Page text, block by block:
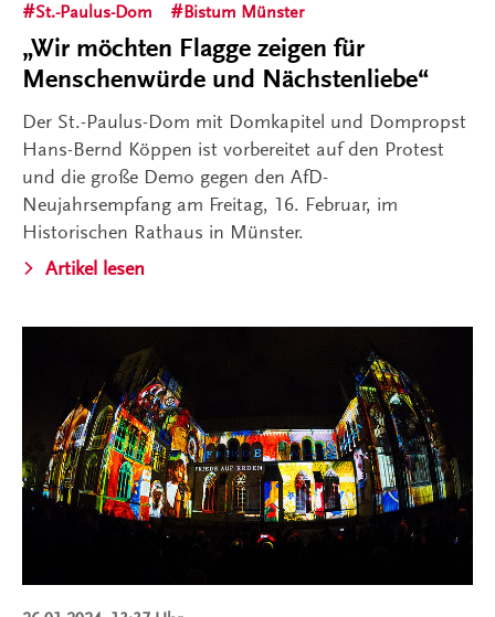
St.-Paulus-Dom Bistum Münster
„Wir möchten Flagge zeigen für
Menschenwürde und Nächstenliebe“
Der St.-Paulus-Dom mit Domkapitel und Dompropst
Hans-Bernd Köppen ist vorbereitet auf den Protest
und die große Demo gegen den AfD-
Neujahrsempfang am Freitag, 16. Februar, im
Historischen Rathaus in Münster.
Artikel lesen